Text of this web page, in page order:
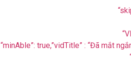
“minAble”: true,”vidTitle” : “Đã mắt